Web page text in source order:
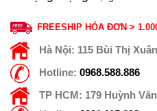
FREESHIP HÓA ĐƠN >
Hà Nội: 115 Bùi Thị
Hotline: 0968.588.886
TP HCM: 179 Huỳnh